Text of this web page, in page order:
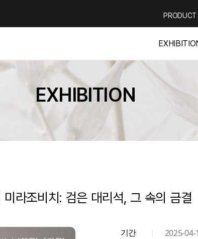
PRODUCT
EXHIBITION
미라조비치: 검은 대리석, 그 속의 금결
기간 | 2025-04-